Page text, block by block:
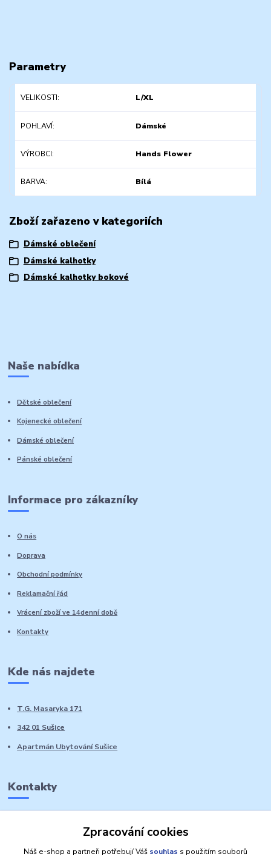
Parametry
VELIKOSTI L/XL
POHLAVÍ Dámské
VÝROBCI Hands Flower
BARVA Bílá
Zboží zařazeno v kategoriích
Dámské oblečení
Dámské kalhotky
Dámské kalhotky bokové
Naše nabídka
Dětské oblečení
Kojenecké oblečení
Dámské oblečení
Pánské oblečení
Informace pro zákazníky
O nás
Doprava
Obchodní podmínky
Reklamační řád
Vrácení zboží ve 14denní době
Kontakty
Kde nás najdete
T.G. Masaryka 171
342 01 Sušice
Apartmán Ubytování Sušice
Kontakty
Zpracování cookies
Náš e-shop a partneři potřebují Váš souhlas s použitím souborů